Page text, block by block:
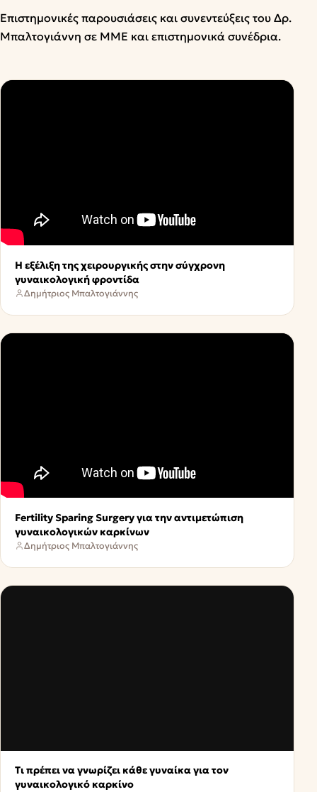
Επιστημονικές παρουσιάσεις και συνεντεύξεις του Δρ.
Μπαλτογιάννη σε ΜΜΕ και επιστημονικά συνέδρια.
Η εξέλιξη της χειρουργικής στην σύγχρονη
γυναικολογική φροντίδα
Δημήτριος Μπαλτογιάννης
Fertility Sparing Surgery για την αντιμετώπιση
γυναικολογικών καρκίνων
Δημήτριος Μπαλτογιάννης
Τι πρέπει να γνωρίζει κάθε γυναίκα για τον
γυναικολογικό καρκίνο